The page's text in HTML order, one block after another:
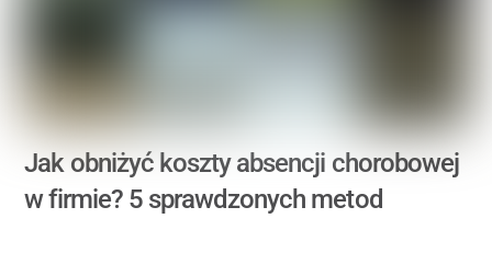
Jak obniżyć koszty absencji chorobowej
w firmie? 5 sprawdzonych metod